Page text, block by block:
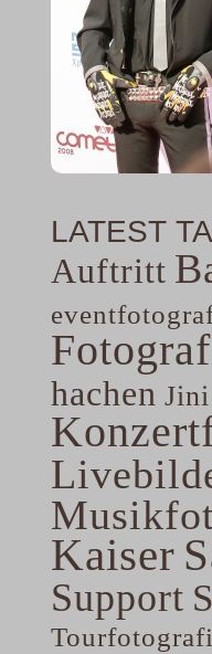
LATEST
Auftritt
hachen
Kaiser
Support